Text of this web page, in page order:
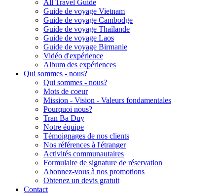
All Travel Guide
Guide de voyage Vietnam
Guide de voyage Cambodge
Guide de voyage Thaïlande
Guide de voyage Laos
Guide de voyage Birmanie
Vidéo d'expérience
Album des expériences
Qui sommes - nous?
Qui sommes - nous?
Mots de coeur
Mission - Vision - Valeurs fondamentales
Pourquoi nous?
Tran Ba Duy
Notre équipe
Témoignages de nos clients
Nos références à l'étranger
Activités communautaires
Formulaire de signature de réservation
Abonnez-vous à nos promotions
Obtenez un devis gratuit
Contact